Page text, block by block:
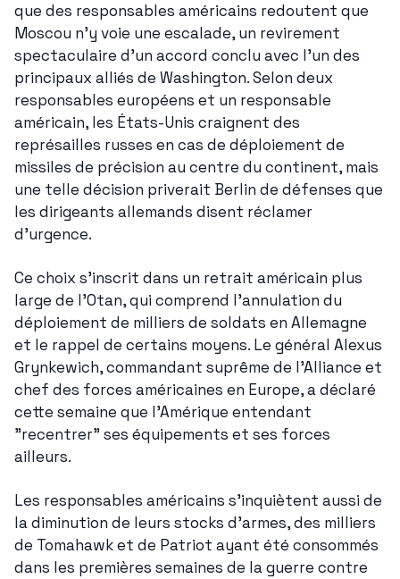
que des responsables américains redoutent que
Moscou n'y voie une escalade, un revirement
spectaculaire d'un accord conclu avec l'un des
principaux alliés de Washington. Selon deux
responsables européens et un responsable
américain, les États-Unis craignent des
représailles russes en cas de déploiement de
missiles de précision au centre du continent, mais
une telle décision priverait Berlin de défenses que
les dirigeants allemands disent réclamer
d'urgence.
Ce choix s'inscrit dans un retrait américain plus
large de l'Otan, qui comprend l'annulation du
déploiement de milliers de soldats en Allemagne
et le rappel de certains moyens. Le général Alexus
Grynkewich, commandant suprême de l'Alliance et
chef des forces américaines en Europe, a déclaré
cette semaine que l'Amérique entendant
"recentrer" ses équipements et ses forces
ailleurs.
Les responsables américains s'inquiètent aussi de
la diminution de leurs stocks d'armes, des milliers
de Tomahawk et de Patriot ayant été consommés
dans les premières semaines de la guerre contre